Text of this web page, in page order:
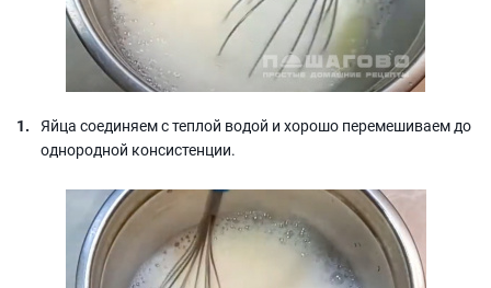
Яйца соединяем с теплой водой и хорошо перемешиваем до
однородной консистенции.